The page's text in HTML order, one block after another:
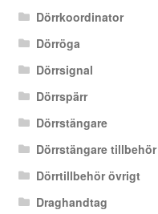
Dörrkoordinator
Dörröga
Dörrsignal
Dörrspärr
Dörrstängare
Dörrstängare tillbehör
Dörrtillbehör övrigt
Draghandtag